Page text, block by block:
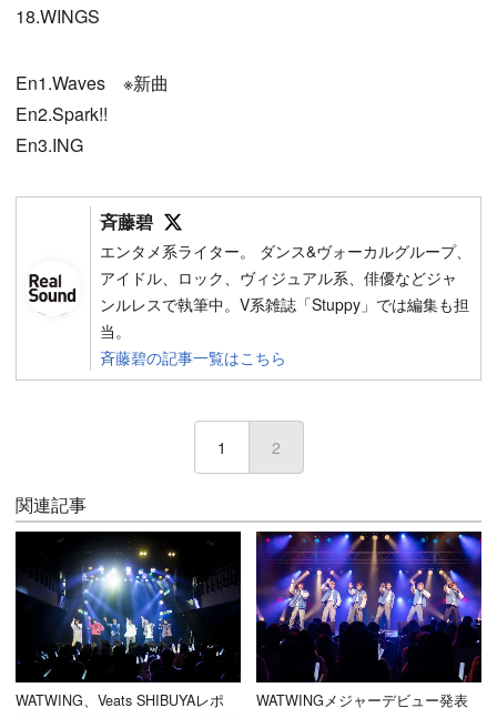
18.WINGS
En1.Waves ※新曲
En2.Spark!!
En3.ING
斉藤碧
エンタメ系ライター。 ダンス&ヴォーカルグループ、
アイドル、ロック、ヴィジュアル系、俳優などジャ
ンルレスで執筆中。V系雑誌「Stuppy」では編集も担
当。
斉藤碧の記事一覧はこちら
1 2
関連記事
WATWING、Veats SHIBUYAレポ WATWINGメジャーデビュー発表